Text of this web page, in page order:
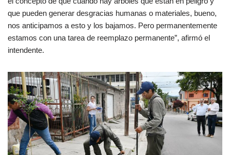
que pueden generar desgracias humanas o materiales, bueno,
nos anticipamos a esto y los bajamos. Pero permanentemente
estamos con una tarea de reemplazo permanente”, afirmó el
intendente.